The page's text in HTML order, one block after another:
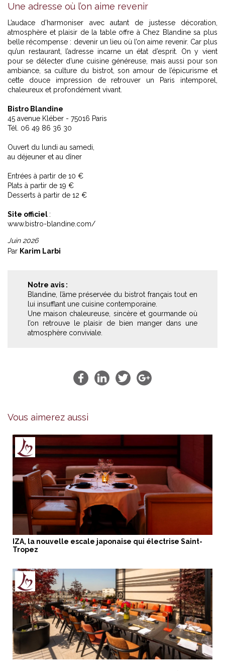
Une adresse où l’on aime revenir
L’audace d’harmoniser avec autant de justesse décoration,
atmosphère et plaisir de la table offre à Chez Blandine sa plus
belle récompense : devenir un lieu où l’on aime revenir. Car plus
qu’un restaurant, l’adresse incarne un état d’esprit. On y vient
pour se délecter d’une cuisine généreuse, mais aussi pour son
ambiance, sa culture du bistrot, son amour de l’épicurisme et
cette douce impression de retrouver un Paris intemporel,
chaleureux et profondément vivant.
Bistro Blandine
45 avenue Kléber - 75016 Paris
Tél. 06 49 86 36 30
Ouvert du lundi au samedi,
au déjeuner et au dîner
Entrées à partir de 10 €
Plats à partir de 19 €
Desserts à partir de 12 €
Site officiel :
www.bistro-blandine.com/
Juin 2026
Par Karim Larbi
Notre avis :
Blandine, l’âme préservée du bistrot français tout en
lui insufflant une cuisine contemporaine.
Une maison chaleureuse, sincère et gourmande où
l’on retrouve le plaisir de bien manger dans une
atmosphère conviviale.
Vous aimerez aussi
IZA, la nouvelle escale japonaise qui électrise Saint-
Tropez